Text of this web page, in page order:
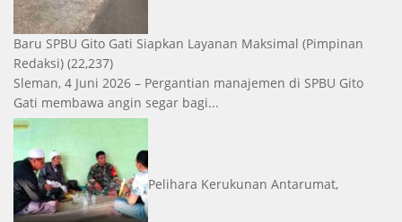
Baru SPBU Gito Gati Siapkan Layanan Maksimal (Pimpinan
Redaksi) (22,237)
Sleman, 4 Juni 2026 – Pergantian manajemen di SPBU Gito
Gati membawa angin segar bagi...
Pelihara Kerukunan Antarumat,